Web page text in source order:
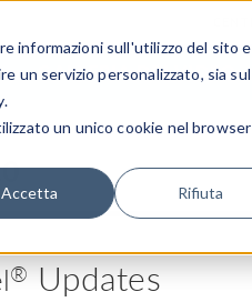
informazioni sull'utilizzo del sito e
un servizio personalizzato, sia
un unico cookie nel
Accetta Rifiuta
GALLERIA DEI VIDEO
®Updates